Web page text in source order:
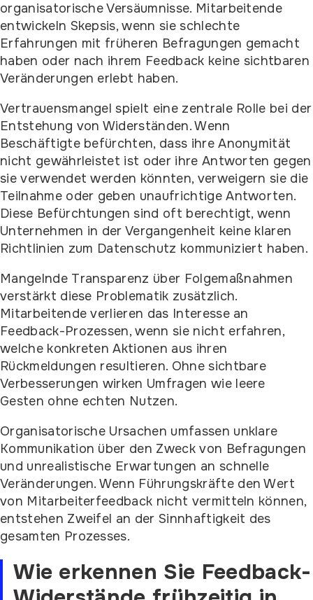
organisatorische Versäumnisse. Mitarbeitende
entwickeln Skepsis, wenn sie schlechte
Erfahrungen mit früheren Befragungen gemacht
haben oder nach ihrem Feedback keine sichtbaren
Veränderungen erlebt haben.
Vertrauensmangel spielt eine zentrale Rolle bei der
Entstehung von Widerständen. Wenn
Beschäftigte befürchten, dass ihre Anonymität
nicht gewährleistet ist oder ihre Antworten gegen
sie verwendet werden könnten, verweigern sie die
Teilnahme oder geben unaufrichtige Antworten.
Diese Befürchtungen sind oft berechtigt, wenn
Unternehmen in der Vergangenheit keine klaren
Richtlinien zum Datenschutz kommuniziert haben.
Mangelnde Transparenz über Folgemaßnahmen
verstärkt diese Problematik zusätzlich.
Mitarbeitende verlieren das Interesse an
Feedback-Prozessen, wenn sie nicht erfahren,
welche konkreten Aktionen aus ihren
Rückmeldungen resultieren. Ohne sichtbare
Verbesserungen wirken Umfragen wie leere
Gesten ohne echten Nutzen.
Organisatorische Ursachen umfassen unklare
Kommunikation über den Zweck von Befragungen
und unrealistische Erwartungen an schnelle
Veränderungen. Wenn Führungskräfte den Wert
von Mitarbeiterfeedback nicht vermitteln können,
entstehen Zweifel an der Sinnhaftigkeit des
gesamten Prozesses.
Wie erkennen Sie Feedback-